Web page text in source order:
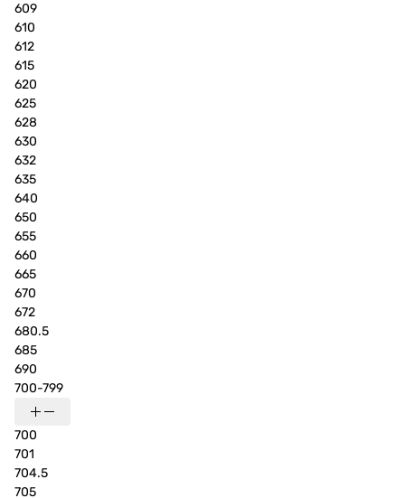
609
610
612
615
620
625
628
630
632
635
640
650
655
660
665
670
672
680.5
685
690
700-799
700
701
704.5
705